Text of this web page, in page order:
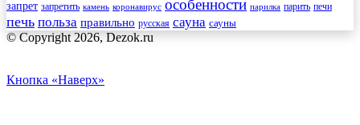
запрет запретить камень коронавирус особенности парилка парить печи
печь польза правильно русская сауна сауны
© Copyright 2026, Dezok.ru
Кнопка «Наверх»